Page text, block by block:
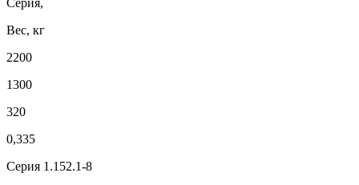
Серия,
Вес, кг
2200
1300
320
0,335
Серия 1.152.1-8